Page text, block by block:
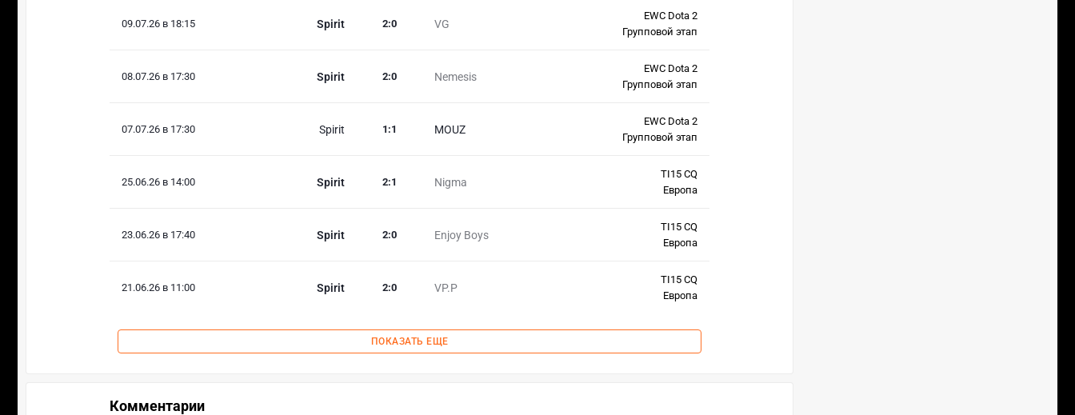
09.07.26 в 18:15 Spirit VG
2:0
EWC Dota 2
Групповой этап
08.07.26 в 17:30 Spirit Nemesis
2:0
EWC Dota 2
Групповой этап
07.07.26 в 17:30 Spirit MOUZ
1 :1
EWC Dota 2
Групповой этап
25.06.26 в 14:00 Spirit Nigma
2:1
TI15 CQ
Европа
23.06.26 в 17:40 Spirit Enjoy Boys
2:0
TI15 CQ
Европа
21.06.26 в 11:00 Spirit VP.P
2:0
TI15 CQ
Европа
ПОКАЗАТЬ ЕЩЕ
Комментарии